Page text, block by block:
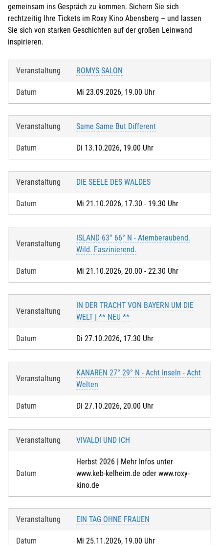
gemeinsam ins Gespräch zu kommen. Sichern Sie sich
rechtzeitig Ihre Tickets im Roxy Kino Abensberg – und lassen
Sie sich von starken Geschichten auf der großen Leinwand
inspirieren.
Veranstaltung ROMYS SALON
Datum Mi 23.09.2026, 19.00 Uhr
Veranstaltung Same Same But Different
Datum Di 13.10.2026, 19.00 Uhr
Veranstaltung DIE SEELE DES WALDES
Datum Mi 21.10.2026, 17.30 - 19.30 Uhr
Veranstaltung
ISLAND 63° 66° N - Atemberaubend.
Wild. Faszinierend.
Datum Mi 21.10.2026, 20.00 - 22.30 Uhr
Veranstaltung
IN DER TRACHT VON BAYERN UM DIE
WELT | ** NEU **
Datum Di 27.10.2026, 17.30 Uhr
Veranstaltung
KANAREN 27° 29° N - Acht Inseln - Acht
Welten
Datum Di 27.10.2026, 20.00 Uhr
Veranstaltung VIVALDI UND ICH
Datum
Herbst 2026 | Mehr Infos unter
www.keb-kelheim.de oder www.roxy-
kino.de
Veranstaltung EIN TAG OHNE FRAUEN
Datum Mi 25.11.2026, 19.00 Uhr